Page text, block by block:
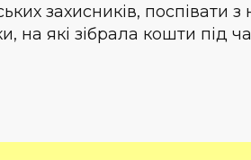
захисників, поспівати
на які зібрала кошти під